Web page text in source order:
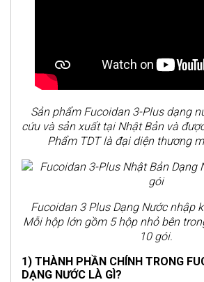
Sản phẩm Fucoidan 3-Plus dạng
cứu và sản xuất tại Nhật Bản và
Phẩm TDT là đại diện thương
Fucoidan 3 Plus Dạng Nước nhập
Mỗi hộp lớn gồm 5 hộp nhỏ bên
10 gói.
1) THÀNH PHẦN CHÍNH TRONG
DẠNG NƯỚC LÀ GÌ?